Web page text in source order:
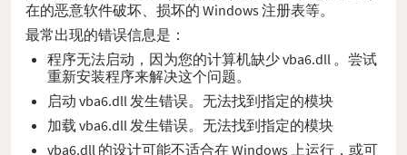
在的恶意软件破坏、损坏的 Windows 注册表等。
最常出现的错误信息是：
程序无法启动，因为您的计算机缺少 vba6.dll 。尝试
重新安装程序来解决这个问题。
启动 vba6.dll 发生错误。无法找到指定的模块
加载 vba6.dll 发生错误。无法找到指定的模块
vba6.dll 的设计可能不适合在 Windows 上运行，或可